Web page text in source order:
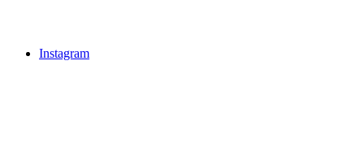
Instagram